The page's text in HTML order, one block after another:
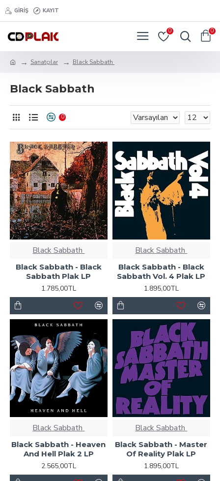
GIRIŞ KAYIT
0 0
Sanatçılar Black Sabbath ‎
Black Sabbath ‎
0
Black Sabbath ‎
Black Sabbath - Black
Sabbath Plak LP
1.785,00TL
Black Sabbath ‎
Black Sabbath - Black
Sabbath Vol. 4 Plak LP
1.895,00TL
Black Sabbath ‎
Black Sabbath - Heaven
And Hell Plak 2 LP
2.565,00TL
Black Sabbath ‎
Black Sabbath - Master
Of Reality Plak LP
1.895,00TL